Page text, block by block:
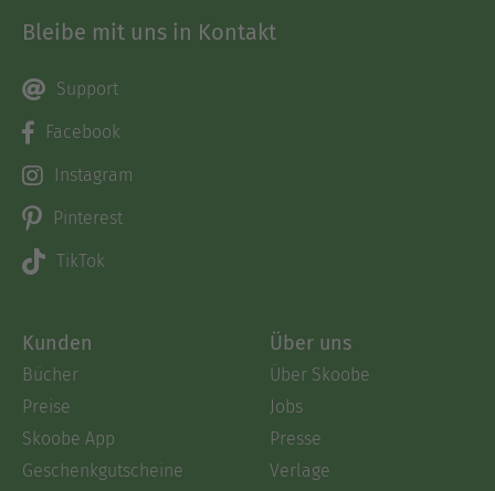
Bleibe mit uns in Kontakt
Support
Facebook
Instagram
Pinterest
TikTok
Kunden
Bücher
Preise
Skoobe App
Geschenkgutscheine
Über uns
Über Skoobe
Jobs
Presse
Verlage